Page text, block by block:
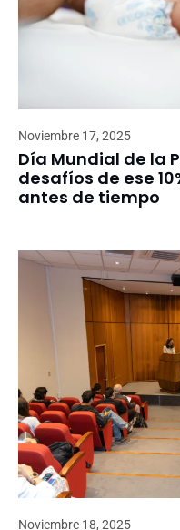
Noviembre 17, 2025
Día Mundial de la
desafíos de ese
antes de tiempo
Noviembre 18, 2025